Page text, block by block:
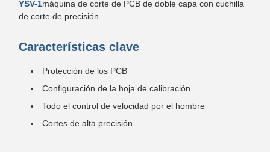
YSV-1máquina de corte de PCB de doble capa con cuchilla
de corte de precisión.
Características clave
Protección de los PCB
Configuración de la hoja de calibración
Todo el control de velocidad por el hombre
Cortes de alta precisión